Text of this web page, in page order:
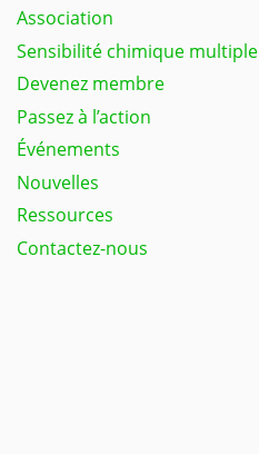
Association
Sensibilité chimique multiple
Devenez membre
Passez à l’action
Événements
Nouvelles
Ressources
Contactez-nous